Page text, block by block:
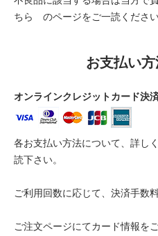
ちら
のページをご一読ください
お支払い
オンラインクレジットカード決
各お支払い方法について、詳し
読下さい。
ご利用回数に応じて、決済手数
ご注文ページにてカード情報を